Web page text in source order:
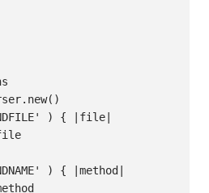
) { |file|
) { |method|